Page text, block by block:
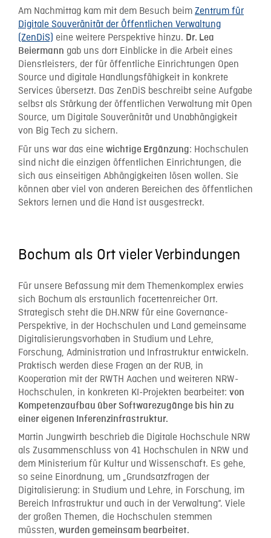
Am Nachmittag kam mit dem Besuch beim Zentrum für
Digitale Souveränität der Öffentlichen Verwaltung
(ZenDiS) eine weitere Perspektive hinzu. Dr. Lea
Beiermann gab uns dort Einblicke in die Arbeit eines
Dienstleisters, der für öffentliche Einrichtungen Open
Source und digitale Handlungsfähigkeit in konkrete
Services übersetzt. Das ZenDiS beschreibt seine Aufgabe
selbst als Stärkung der öffentlichen Verwaltung mit Open
Source, um Digitale Souveränität und Unabhängigkeit
von Big Tech zu sichern.
Für uns war das eine wichtige Ergänzung: Hochschulen
sind nicht die einzigen öffentlichen Einrichtungen, die
sich aus einseitigen Abhängigkeiten lösen wollen. Sie
können aber viel von anderen Bereichen des öffentlichen
Sektors lernen und die Hand ist ausgestreckt.
Bochum als Ort vieler Verbindungen
Für unsere Befassung mit dem Themenkomplex erwies
sich Bochum als erstaunlich facettenreicher Ort.
Strategisch steht die DH.NRW für eine Governance-
Perspektive, in der Hochschulen und Land gemeinsame
Digitalisierungsvorhaben in Studium und Lehre,
Forschung, Administration und Infrastruktur entwickeln.
Praktisch werden diese Fragen an der RUB, in
Kooperation mit der RWTH Aachen und weiteren NRW-
Hochschulen, in konkreten KI-Projekten bearbeitet: von
Kompetenzaufbau über Softwarezugänge bis hin zu
einer eigenen Inferenzinfrastruktur.
Martin Jungwirth beschrieb die Digitale Hochschule NRW
als Zusammenschluss von 41 Hochschulen in NRW und
dem Ministerium für Kultur und Wissenschaft. Es gehe,
so seine Einordnung, um „Grundsatzfragen der
Digitalisierung: in Studium und Lehre, in Forschung, im
Bereich Infrastruktur und auch in der Verwaltung“. Viele
der großen Themen, die Hochschulen stemmen
müssten, wurden gemeinsam bearbeitet.